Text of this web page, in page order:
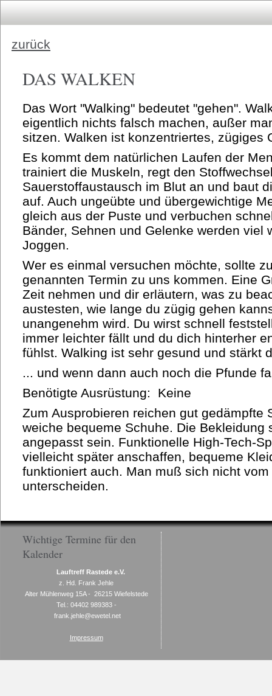
zurück
DAS WALKEN
Das Wort "Walking" bedeutet "gehen".
eigentlich nichts falsch machen, außer
sitzen. Walken ist konzentriertes, zügiges
Es kommt dem natürlichen Laufen der
trainiert die Muskeln, regt den
Sauerstoffaustausch im Blut an und baut
auf. Auch ungeübte und übergewichtige
gleich aus der Puste und verbuchen
Bänder, Sehnen und Gelenke werden viel
Joggen.
Wer es einmal versuchen möchte, sollte
genannten Termin zu uns kommen. Eine
Zeit nehmen und dir erläutern, was zu
austesten, wie lange du zügig gehen
unangenehm wird. Du wirst schnell
immer leichter fällt und du dich hinterher
fühlst. Walking ist sehr gesund und stärkt
... und wenn dann auch noch die Pfunde
Benötigte Ausrüstung: Keine
Zum Ausprobieren reichen gut gedämpfte
weiche bequeme Schuhe. Die Bekleidung
angepasst sein. Funktionelle High-Tech-
vielleicht später anschaffen, bequeme
funktioniert auch. Man muß sich nicht
unterscheiden.
Wichtige Termine für den
Kalender
Lauftreff Rastede e.V.
z. Hd. Frank Jehle
Alter Mühlenweg 15A - 26215 Wiefelstede
Tel.: 04402 989383 -
frank.jehle@ewetel.net
Impressum